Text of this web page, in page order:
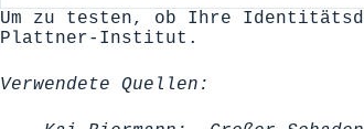
Um zu testen, ob Ihre
Plattner-Institut.
Verwendete Quellen: